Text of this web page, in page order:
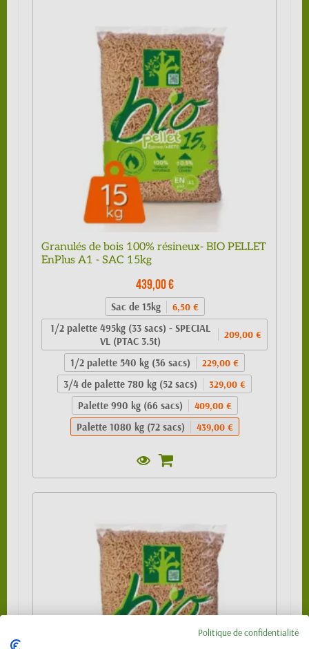
Granulés de bois 100% résineux- BIO PELLET
EnPlus A1 - SAC 15kg
439,00 €
Sac de 15kg 6,50 €
1/2 palette 495kg (33 sacs) - SPECIAL
VL (PTAC 3.5t)
209,00 €
1/2 palette 540 kg (36 sacs) 229,00 €
3/4 de palette 780 kg (52 sacs) 329,00 €
Palette 990 kg (66 sacs) 409,00 €
Palette 1080 kg (72 sacs) 439,00 €
Politique de confidentialité